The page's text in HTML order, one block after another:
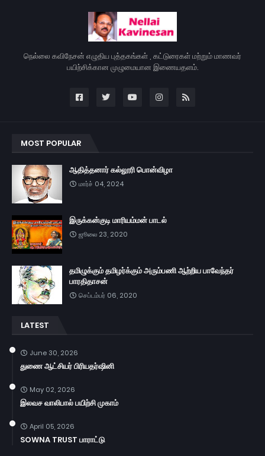
நெல்லை கவிநேசன் எழுதிய புத்தகங்கள் , கட்டுரைகள் மற்றும் மாணவர்
பயிற்சிக்கான முழுமையான இணையதளம்.
MOST POPULAR
ஆதித்தனார் கல்லூரி பொன்விழா
மார்ச் 04, 2024
இருக்கன்குடி மாரியம்மன் பாடல்
ஜூலை 23, 2020
தமிழுக்கும் தமிழர்க்கும் அரும்பணி ஆற்றிய பாவேந்தர்
பாரதிதாசன்
செப்டம்பர் 06, 2020
LATEST
June 30, 2026
துணை ஆட்சியர் பிரியதர்ஷினி
May 02, 2026
இலவச வாலிபால் பயிற்சி முகாம்
April 05, 2026
SOWNA TRUST பாராட்டு